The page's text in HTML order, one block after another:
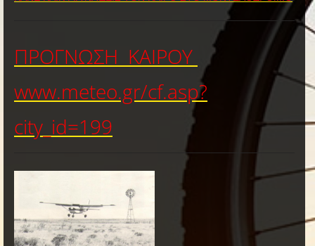
ΠΡΟΓΝΩΣΗ ΚΑΙΡΟΥ
www.meteo.gr/cf.asp?
city_id=199